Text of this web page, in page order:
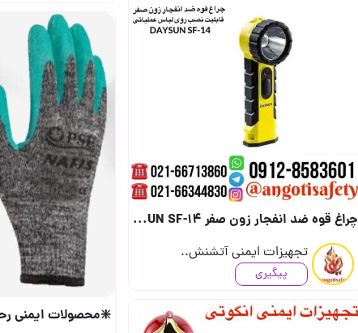
چراغ قوه ضد انفجار زون صفر DAYSUN SF-14 (ساخت تایوان) (جهت دریافت قیمت تماس بگیرید..
تجهیزات ایمنی آتشنش..
پیگیری
❇️محصولات ایمنی رحیمی ❇️